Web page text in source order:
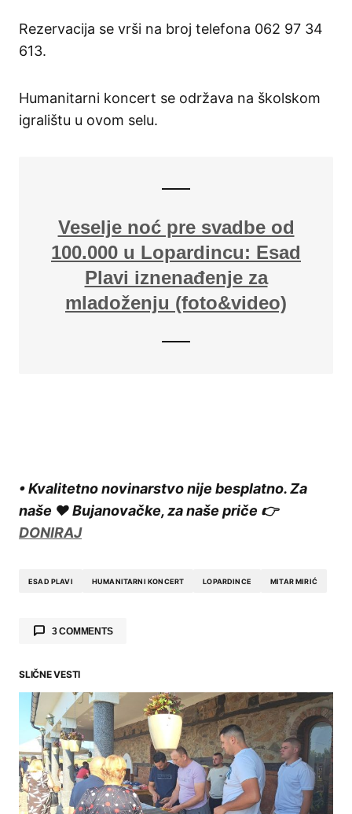
Rezervacija se vrši na broj telefona 062 97 34
613.
Humanitarni koncert se održava na školskom
igralištu u ovom selu.
Veselje noć pre svadbe od
100.000 u Lopardincu: Esad
Plavi iznenađenje za
mladoženju (foto&video)
• Kvalitetno novinarstvo nije besplatno. Za
naše ❤️ Bujanovačke, za naše priče 👉
DONIRAJ
ESAD PLAVI HUMANITARNI KONCERT LOPARDINCE MITAR MIRIĆ
3 COMMENTS
Brenu da svi djuskamo u ritmu pesme “Mile voli
disko”.
REPLY
SLIČNE VESTI